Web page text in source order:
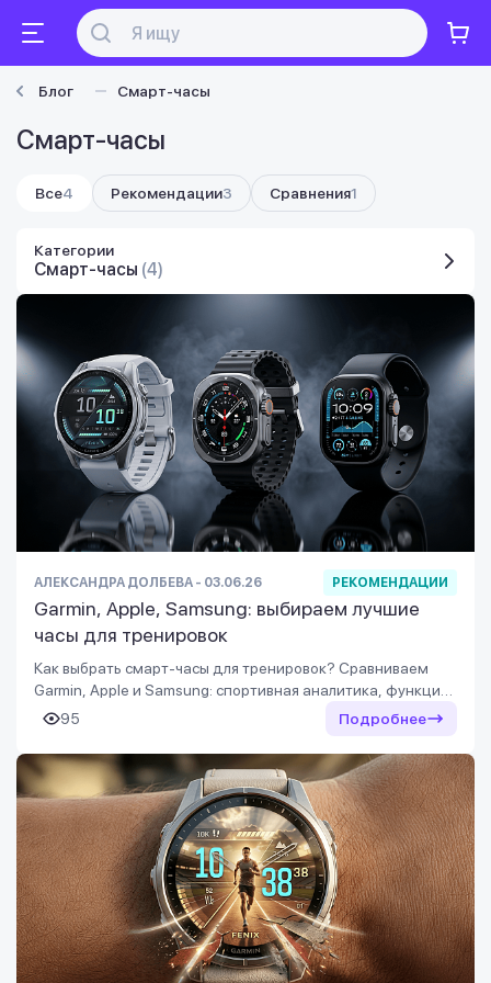
Блог Смарт-часы
Смарт-часы
Все4 Рекомендации3 Сравнения1
Категории
Смарт-часы (4)
АЛЕКСАНДРА ДОЛБЕВА - 03.06.26 РЕКОМЕНДАЦИИ
Garmin, Apple, Samsung: выбираем лучшие
часы для тренировок
Как выбрать смарт-часы для тренировок? Сравниваем
Garmin, Apple и Samsung: спортивная аналитика, функции
здоровья, точность датчиков, сон, VO2 Max и показатели
95 Подробнее